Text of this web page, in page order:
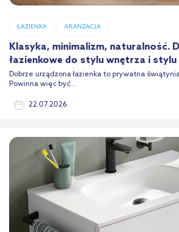
ŁAZIENKA ARANŻACJA
Klasyka, minimalizm, naturalność.
łazienkowe do stylu wnętrza i stylu
Dobrze urządzona łazienka to prywatna
Powinna więc być...
22.07.2026